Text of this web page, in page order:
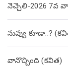
నెచ్చెలి-2026 7వ
నువ్వు కూడా..?
వానొచ్చింది (కవిత)